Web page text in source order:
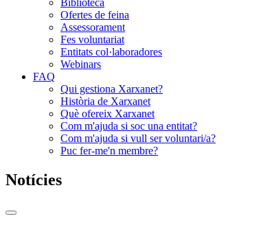
Biblioteca
Ofertes de feina
Assessorament
Fes voluntariat
Entitats col·laboradores
Webinars
FAQ
Qui gestiona Xarxanet?
Història de Xarxanet
Què ofereix Xarxanet
Com m'ajuda si soc una entitat?
Com m'ajuda si vull ser voluntari/a?
Puc fer-me'n membre?
Notícies
Commutador